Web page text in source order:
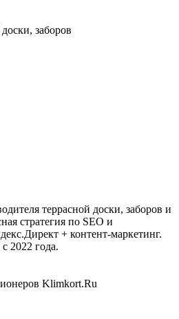
заборов
террасной доски, заборов и
стратегия по SEO и
+ контент-маркетинг.
2022 года.
Klimkort.Ru